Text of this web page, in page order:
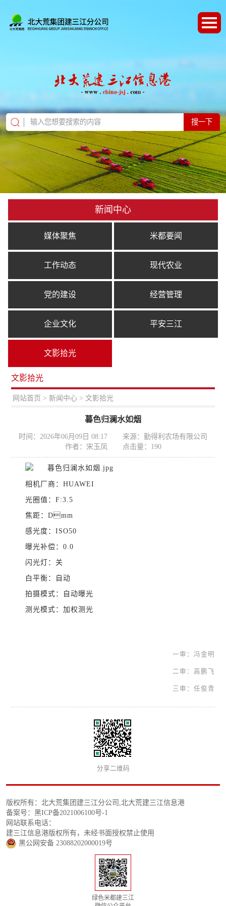
搜一下
新闻中心
媒体聚焦 米都要闻
工作动态 现代农业
党的建设 经营管理
企业文化 平安三江
文影拾光
文影拾光
网站首页 > 新闻中心 > 文影拾光
暮色归澜水如烟
时间：2026年06月09日 08:17
来源：勤得利农场有限公司
作者：宋玉凤
点击量： 190
相机厂商：HUAWEI
光圈值：F:3.5
焦距：Dmm
感光度：ISO50
曝光补偿：0.0
闪光灯：关
白平衡：自动
拍摄模式：自动曝光
测光模式：加权测光
一审：冯金明
二审：高鹏飞
三审：任俊青
分享二维码
版权所有：北大荒集团建三江分公司,北大荒建三江信息港
备案号：黑ICP备2021006100号-1
网站联系电话：
建三江信息港版权所有，未经书面授权禁止使用
黑公网安备 23088202000019号
绿色米都建三江